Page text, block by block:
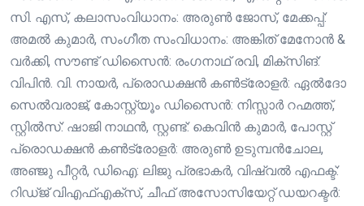
സി. എസ്, കലാസംവിധാനം: അരുൺ ജോസ്, മേക്കപ്പ്:
അമൽ കുമാർ, സംഗീത സംവിധാനം: അങ്കിത് മേനോൻ &
വർക്കി, സൗണ്ട് ഡിസൈൻ: രംഗനാഥ് രവി, മിക്സിങ്:
വിപിൻ. വി. നായർ, പ്രൊഡക്ഷൻ കൺട്രോളർ: ഏൽദോ
സെൽവരാജ്, കോസ്റ്റ്യൂം ഡിസൈൻ: നിസ്സാർ റഹ്മത്ത്,
സ്റ്റിൽസ്: ഷാജി നാഥൻ, സ്റ്റണ്ട്: കെവിൻ കുമാർ, പോസ്റ്റ്
പ്രൊഡക്ഷൻ കൺട്രോളർ: അരുൺ ഉടുമ്പൻചോല,
അഞ്ജു പീറ്റർ, ഡിഐ: ലിജു പ്രഭാകർ, വിഷ്വൽ എഫക്ട്:
റിഡ്ജ് വിഎഫ്എക്സ്, ചീഫ് അസോസിയേറ്റ് ഡയറക്ടർ: